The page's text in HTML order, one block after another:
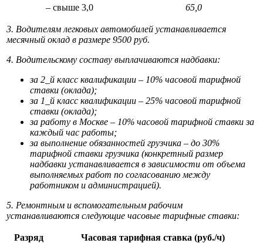
– свыше 3,0
65,0
3. Водителям легковых автомобилей устанавливается
месячный оклад в размере 9500 руб.
4. Водительскому составу выплачиваются надбавки:
за 2_й класс квалификации – 10% часовой тарифной
ставки (оклада);
за 1_й класс квалификации – 25% часовой тарифной
ставки (оклада);
за работу в Москве – 10% часовой тарифной ставки за
каждый час работы;
за выполнение обязанностей грузчика – до 30%
тарифной ставки грузчика (конкретный размер
надбавки устанавливается в зависимости от объема
выполняемых работ по согласованию между
работником и администрацией).
5. Ремонтным и вспомогательным рабочим
устанавливаются следующие часовые тарифные ставки:
Разряд
Часовая тарифная ставка (руб./ч)